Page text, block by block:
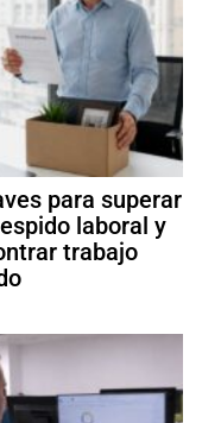
para superar
laboral y
trabajo